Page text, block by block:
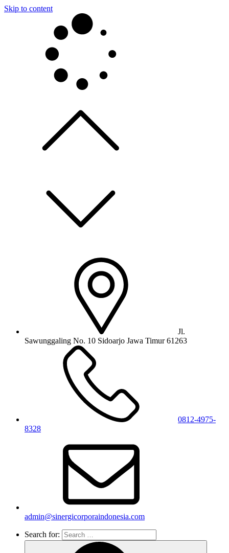
Skip to content
Jl.
Sawunggaling No. 10 Sidoarjo Jawa Timur 61263
0812-4975-
8328
admin@sinergicorporaindonesia.com
Search for: